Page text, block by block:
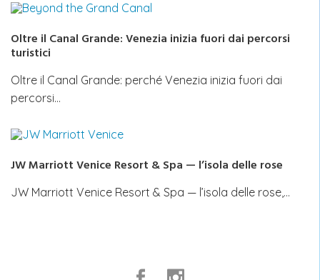
Oltre il Canal Grande: Venezia inizia fuori dai percorsi
turistici
Oltre il Canal Grande: perché Venezia inizia fuori dai
percorsi…
JW Marriott Venice Resort & Spa — l’isola delle rose
JW Marriott Venice Resort & Spa — l’isola delle rose,…